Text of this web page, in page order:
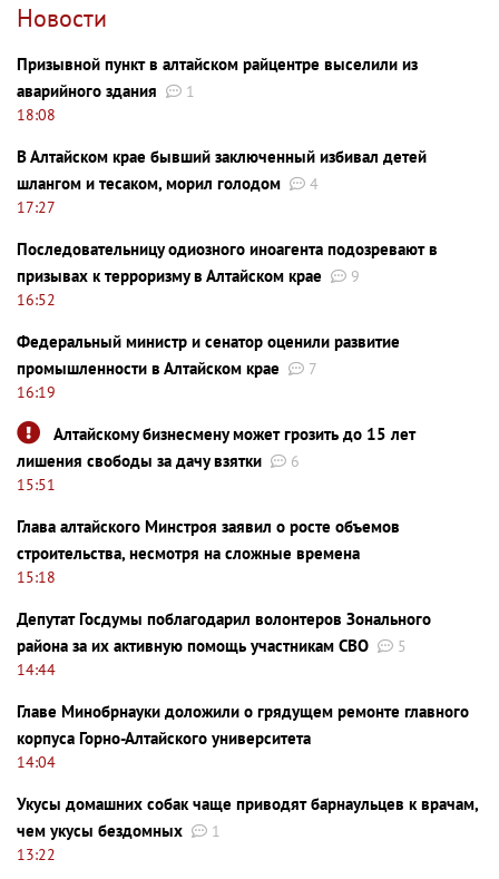
Новости
Призывной пункт в алтайском райцентре выселили из
аварийного здания
1
18:08
В Алтайском крае бывший заключенный избивал детей
шлангом и тесаком, морил голодом
4
17:27
Последовательницу одиозного иноагента подозревают в
призывах к терроризму в Алтайском крае
9
16:52
Федеральный министр и сенатор оценили развитие
промышленности в Алтайском крае
7
16:19
Алтайскому бизнесмену может грозить до 15 лет
лишения свободы за дачу взятки
6
15:51
Глава алтайского Минстроя заявил о росте объемов
строительства, несмотря на сложные времена
15:18
Депутат Госдумы поблагодарил волонтеров Зонального
района за их активную помощь участникам СВО
5
14:44
Главе Минобрнауки доложили о грядущем ремонте главного
корпуса Горно-Алтайского университета
14:04
Укусы домашних собак чаще приводят барнаульцев к врачам,
чем укусы бездомных
1
13:22